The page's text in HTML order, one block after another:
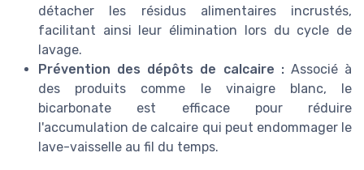
détacher les résidus alimentaires incrustés,
facilitant ainsi leur élimination lors du cycle de
lavage.
Prévention des dépôts de calcaire :Associé à
des produits comme le vinaigre blanc, le
bicarbonate est efficace pour réduire
l'accumulation de calcaire qui peut endommager le
lave-vaisselle au fil du temps.